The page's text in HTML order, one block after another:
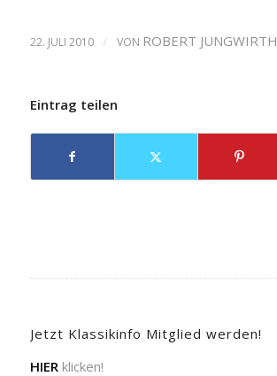
22. JULI 2010 / VON ROBERT JUNGWIRTH
Eintrag teilen
Jetzt Klassikinfo Mitglied werden!
HIER klicken!